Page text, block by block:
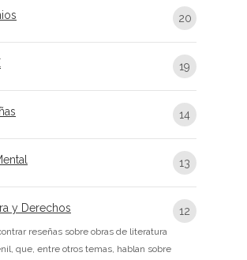
20
19
14
13
y Derechos 12
reseñas sobre obras de literatura
que, entre otros temas, hablan sobre